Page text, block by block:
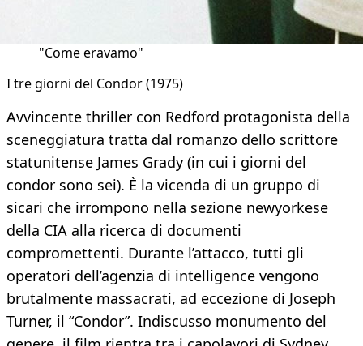
"Come eravamo"
I tre giorni del Condor (1975)
Avvincente thriller con Redford protagonista della
sceneggiatura tratta dal romanzo dello scrittore
statunitense James Grady (in cui i giorni del
condor sono sei). È la vicenda di un gruppo di
sicari che irrompono nella sezione newyorkese
della CIA alla ricerca di documenti
compromettenti. Durante l’attacco, tutti gli
operatori dell’agenzia di intelligence vengono
brutalmente massacrati, ad eccezione di Joseph
Turner, il “Condor”. Indiscusso monumento del